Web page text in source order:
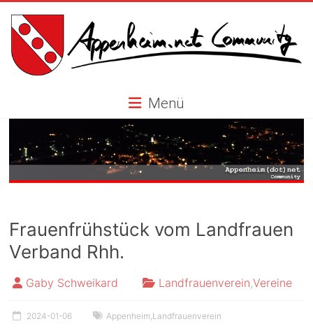
content
Appenheim.net
Community
Menü
Frauenfrühstück vom Landfrauen
Verband Rhh.
Gaby Schweikard Landfrauenverein,Vereine
2024-01-06 Appenheim Landfrauenverein